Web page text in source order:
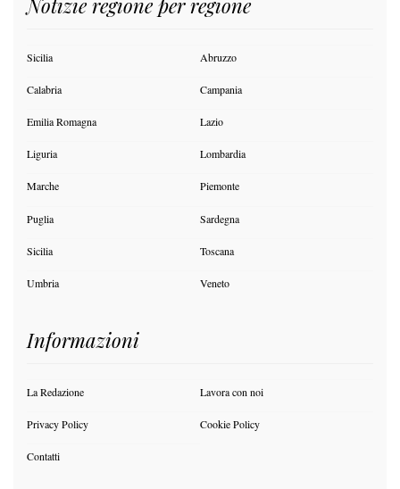
Sicilia Abruzzo
Calabria Campania
Emilia Romagna Lazio
Liguria Lombardia
Marche Piemonte
Puglia Sardegna
Sicilia Toscana
Umbria Veneto
Informazioni
La Redazione Lavora con noi
Privacy Policy Cookie Policy
Contatti